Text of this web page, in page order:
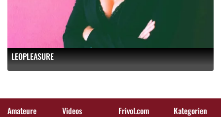
LEOPLEASURE
Amateure Videos Frivol.com Kategorien